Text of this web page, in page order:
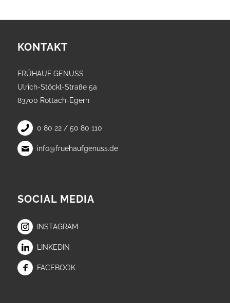
KONTAKT
FRÜHAUF GENUSS
Ulrich-Stöckl-Straße 5a
83700 Rottach-Egern
0 80 22 / 50 80 110
info@fruehaufgenuss.de
SOCIAL MEDIA
INSTAGRAM
LINKEDIN
FACEBOOK